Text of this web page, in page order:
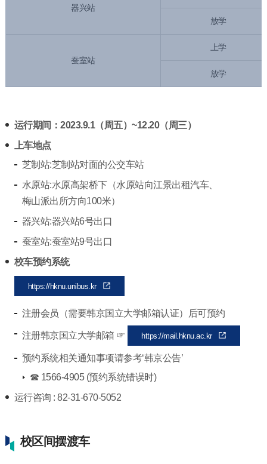
器兴站
放学
蚕室站
上学
放学
运行期间：2023.9.1（周五）~12.20（周三）
上车地点
芝制站:芝制站对面的公交车站
水原站:水原高架桥下（水原站向江景出租汽车、
梅山派出所方向100米）
器兴站:器兴站6号出口
蚕室站:蚕室站9号出口
校车预约系统
https://hknu.unibus.kr
注册会员（需要韩京国立大学邮箱认证）后可预约
注册韩京国立大学邮箱 ☞ https://mail.hknu.ac.kr
预约系统相关通知事项请参考‘韩京公告’
☎ 1566-4905 (预约系统错误时)
运行咨询 : 82-31-670-5052
校区间摆渡车